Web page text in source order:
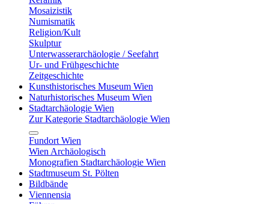
Mosaizistik
Numismatik
Religion/Kult
Skulptur
Unterwasserarchäologie / Seefahrt
Ur- und Frühgeschichte
Zeitgeschichte
Kunsthistorisches Museum Wien
Naturhistorisches Museum Wien
Stadtarchäologie Wien
Zur Kategorie Stadtarchäologie Wien
Fundort Wien
Wien Archäologisch
Monografien Stadtarchäologie Wien
Stadtmuseum St. Pölten
Bildbände
Viennensia